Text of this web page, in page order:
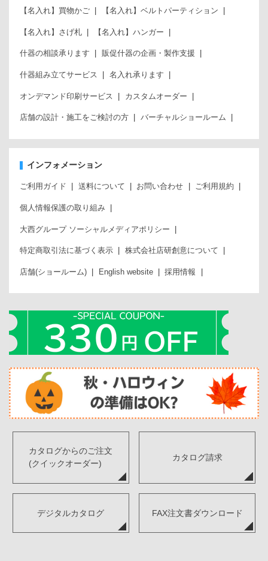
【名入れ】買物かご 【名入れ】ベルトパーティション
【名入れ】さげ札 【名入れ】ハンガー
什器の相談承ります 販促什器の企画・製作支援
什器組み立てサービス 名入れ承ります
オンデマンド印刷サービス カスタムオーダー
店舗の設計・施工をご検討の方 バーチャルショールーム
インフォメーション
ご利用ガイド 送料について お問い合わせ ご利用規約
個人情報保護の取り組み
大西グループ ソーシャルメディアポリシー
特定商取引法に基づく表示 株式会社店研創意について
店舗(ショールーム) English website 採用情報
カタログからのご注文
(クイックオーダー)
カタログ請求
デジタルカタログ FAX注文書ダウンロード